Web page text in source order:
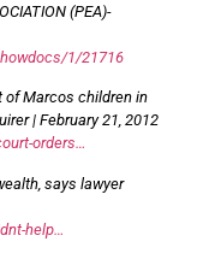
(PEA)-
1/21716
of Marcos children in
| February 21, 2012
orders…
says lawyer
help…